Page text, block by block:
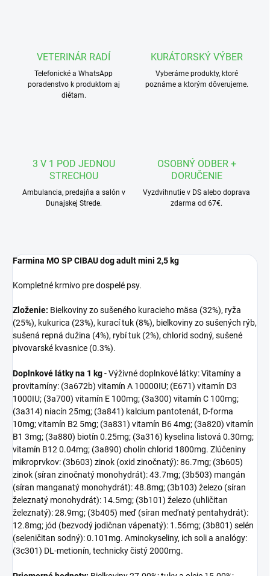
VETERINÁR RADÍ
Telefonické a WhatsApp
poradenstvo k produktom aj
diétam.
KURÁTORSKÝ VÝBER
Vyberáme produkty, ktoré
poznáme a ktorým dôverujeme.
3 V 1 POD JEDNOU
STRECHOU
Ambulancia, predajňa a salón v
Dunajskej Strede.
OSOBNÝ ODBER +
DORUČENIE
Vyzdvihnutie v DS alebo doprava
zdarma od 67€.
Farmina MO SP CIBAU dog adult mini 2,5 kg
Kompletné krmivo pre dospelé psy.
Zloženie: Bielkoviny zo sušeného kuracieho mäsa (32%), ryža
(25%), kukurica (23%), kurací tuk (8%), bielkoviny zo sušených rýb,
sušená repná dužina (4%), rybí tuk (2%), chlorid sodný, sušené
pivovarské kvasnice (0.3%).
Doplnkové látky na 1 kg- Výživné doplnkové látky: Vitamíny a
provitamíny: (3a672b) vitamín A 10000IU; (E671) vitamín D3
1000IU; (3a700) vitamín E 100mg; (3a300) vitamín C 100mg;
(3a314) niacín 25mg; (3a841) kalcium pantotenát, D-forma
10mg; vitamín B2 5mg; (3a831) vitamín B6 4mg; (3a820) vitamín
B1 3mg; (3a880) biotín 0.25mg; (3a316) kyselina listová 0.30mg;
vitamín B12 0.04mg; (3a890) cholín chlorid 1800mg. Zlúčeniny
mikroprvkov: (3b603) zinok (oxid zinočnatý): 86.7mg; (3b605)
zinok (síran zinočnatý monohydrát): 43.7mg; (3b503) mangán
(síran manganatý monohydrát): 48.8mg; (3b103) železo (síran
železnatý monohydrát): 14.5mg; (3b101) železo (uhličitan
železnatý): 28.9mg; (3b405) meď (síran meďnatý pentahydrát):
12.8mg; jód (bezvodý jodičnan vápenatý): 1.56mg; (3b801) selén
(seleničitan sodný): 0.101mg. Aminokyseliny, ich soli a analógy:
(3c301) DL-metionín, technicky čistý 2000mg.